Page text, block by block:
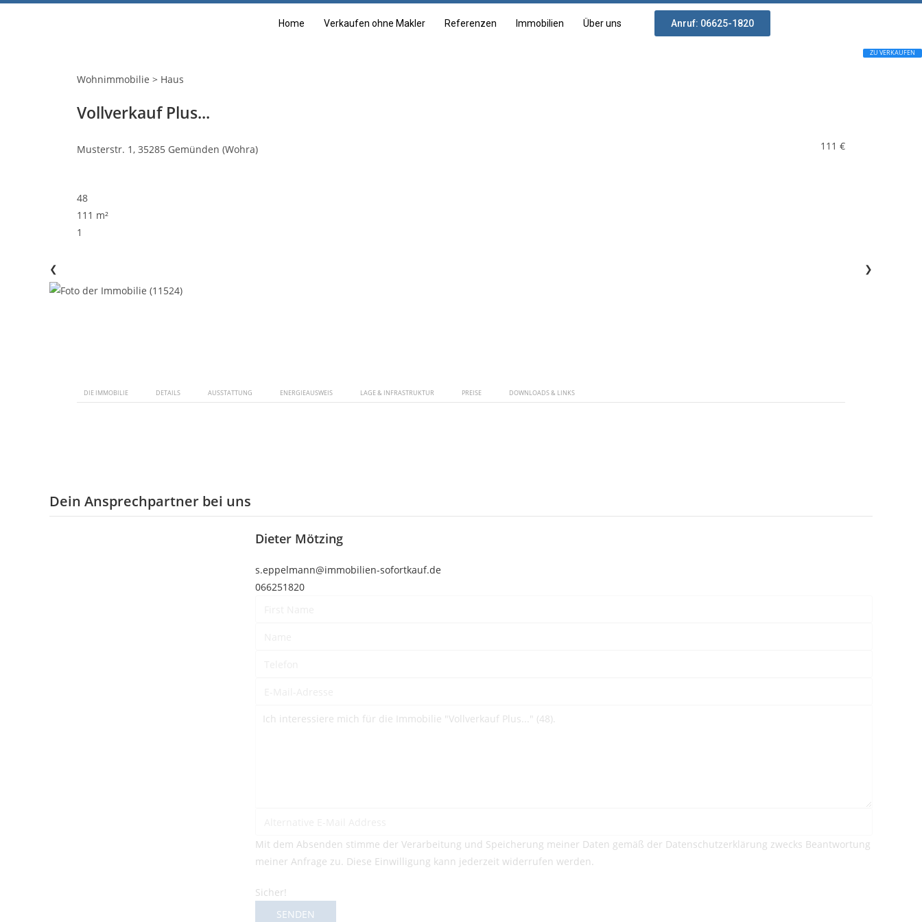
Home Verkaufen ohne Makler Referenzen Immobilien Über uns Anruf: 06625-1820
Wohnimmobilie > Haus
ZU VERKAUFEN
Vollverkauf Plus...
Musterstr. 1, 35285 Gemünden (Wohra) 111 €
48
111 m²
1
❮ ❯
DIE IMMOBILIE DETAILS AUSSTATTUNG ENERGIEAUSWEIS LAGE & INFRASTRUKTUR PREISE DOWNLOADS & LINKS
Dein Ansprechpartner bei uns
Dieter Mötzing
s.eppelmann@immobilien-sofortkauf.de
066251820
Mit dem Absenden stimme der Verarbeitung und Speicherung meiner Daten gemäß der Datenschutzerklärung zwecks Beantwortung
meiner Anfrage zu. Diese Einwilligung kann jederzeit widerrufen werden.
Sicher!
SENDEN